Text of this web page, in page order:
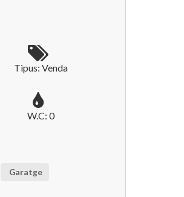
Tipus: Venda
W.C: 0
Garatge